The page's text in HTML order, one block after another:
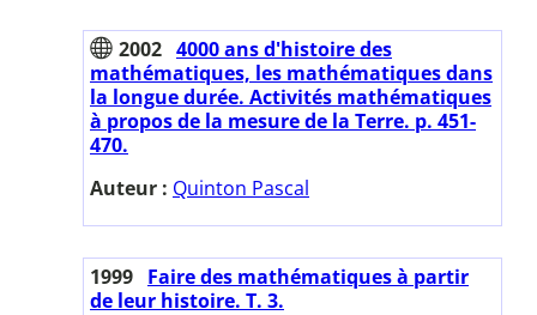
2002 4000 ans d'histoire des
mathématiques, les mathématiques dans
la longue durée. Activités mathématiques
à propos de la mesure de la Terre. p. 451-
470.
Auteur : Quinton Pascal
1999 Faire des mathématiques à partir
de leur histoire. T. 3.